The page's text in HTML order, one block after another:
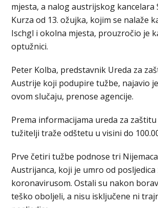
mjesta, a nalog austrijskog kancelara
Kurza od 13. ožujka, kojim se nalaže
Ischgl i okolna mjesta, prouzročio je
optužnici.
Peter Kolba, predstavnik Ureda za
Austrije koji podupire tužbe, najavio
ovom slučaju, prenose agencije.
Prema informacijama ureda za
tužitelji traže odštetu u visini do
Prve četiri tužbe podnose tri
Austrijanca, koji je umro od posljedica
koronavirusom. Ostali su nakon
teško oboljeli, a nisu isključene ni